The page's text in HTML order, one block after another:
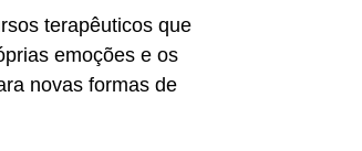
terapêuticos que
emoções e os
novas formas de